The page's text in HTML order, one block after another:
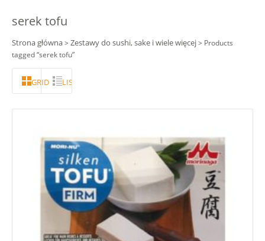
serek tofu
Strona główna> Zestawy do sushi, sake i wiele więcej> Products
tagged “serek tofu”
GRID LISTA